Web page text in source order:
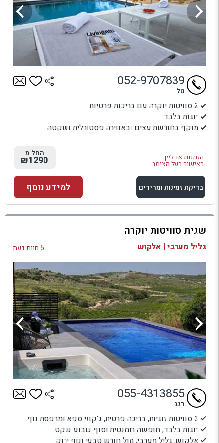
2 סוויטות יוקרה עם בריכות פרטיות
זוגות בלבד
מוקף בחורשת עצים ובאווירה פסטורלית ושקטה
הזמנות אונליין
באישור בעל הצימר
052-9707839
טל
החל מ
₪1290
בדיקת זמינות ומחירים
למתחם זה
בדיקת זמינות ומחירים
למידע נוסף
שגית סוויטות יוקרה
גליל מערבי | אלקוש 5 חוות דעת
3 סוויטות זוגיות, בריכה פרטית, ג’קוזי ספא ומרפסת נוף.
זוגות בלבד, חופשה רומנטית וסוף שבוע שקט.
אלקוש, גליל מערבי, מול חורש טבעי ונוף ירוק.
055-4313855
רגב